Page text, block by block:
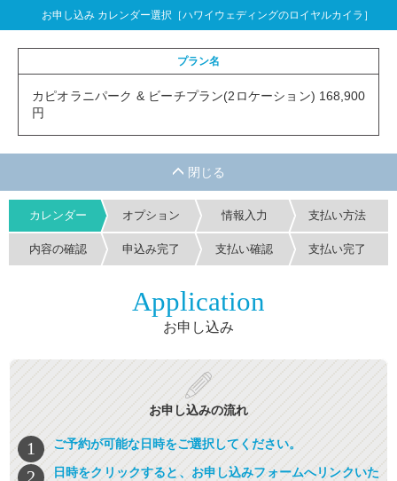
お申し込み カレンダー選択［ハワイウェディングのロイヤルカイラ］
プラン名
カピオラニパーク & ビーチプラン(2ロケーション) 168,900
円
カレンダー オプション 情報入力 支払い方法
内容の確認 申込み完了 支払い確認 支払い完了
Application
お申し込み
お申し込みの流れ
ご予約が可能な日時をご選択してください。
日時をクリックすると、お申し込みフォームへリンクいた